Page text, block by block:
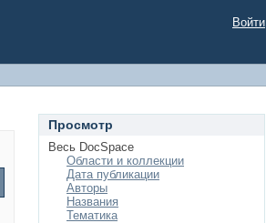
Войти
Просмотр
Весь DocSpace
Области и коллекции
Дата публикации
Авторы
Названия
Тематика